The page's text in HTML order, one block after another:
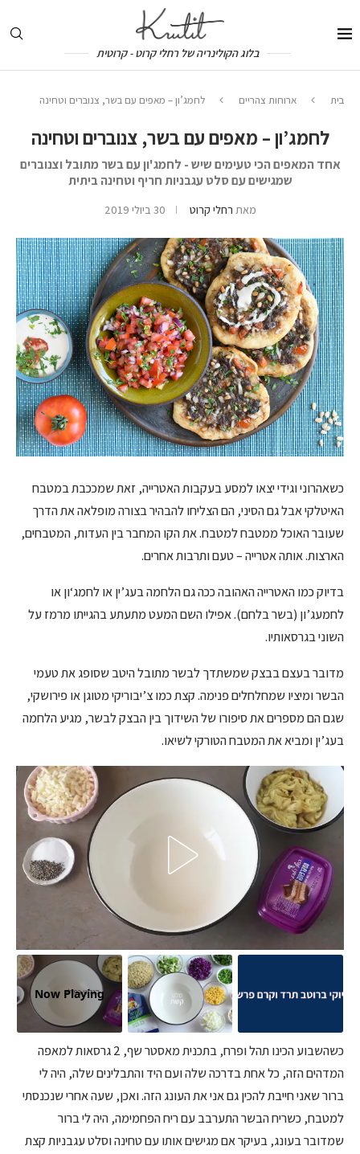
בלוג הקולינריה של רחלי קרוט - קרוטית
בית ארוחות צהריים לחמג’ון – מאפים עם בשר, צנוברים וטחינה
לחמג’ון – מאפים עם בשר, צנוברים וטחינה
אחד המאפים הכי טעימים שיש - לחמג'ון עם בשר מתובל וצנוברים
שמגישים עם סלט עגבניות חריף וטחינה ביתית
מאת רחלי קרוט 30 ביולי 2019
כשאהרוני וגידי יצאו למסע בעקבות האטרייה, זאת שמככבת במטבח
האיטלקי אבל גם הסיני, הם הצליחו להבהיר בצורה מופלאה את הדרך
שעובר האוכל ממטבח למטבח. את הקו המחבר בין העדות, המטבחים,
הארצות. אותה אטרייה – טעם ותרבות אחרים.
בדיוק כמו האטרייה האהובה ככה גם הלחמה בעג’ין אולחמג‘וןאו
לחמעג’ון (בשר בלחם). אפילו השם המעט מתעתע בהגייתו מרמז על
השוני בגרסאותיו.
מדובר בעצם בבצק שמשתדך לבשר מתובל היטב שסופג את טעמי
הבשר ומיציו שמחלחלים פנימה. קצת כמו צ’יבוריקי מטוגן או פירושקי,
שגם הם מספרים את סיפורו של השידוך בין הבצק לבשר, מגיע הלחמה
בעג’ין ומביא את המטבח הטורקי לשיאו.
Now Playing
כשהשבוע הכינו תהל ופרח, בתכנית מאסטר שף, 2 גרסאות למאפה
המדהים הזה, כל אחת בדרכה שלה ועם היד והתבלינים שלה, היה לי
ברור שאני חייבת להכין גם אני את העונג הזה. ואכן, שעה אחרי שנכנסתי
למטבח, כשריח הבשר התערבב עם ריח הפחמימה, היה לי ברור
שמדובר בעונג, בעיקר אם מגישים אותו עם טחינה וסלט עגבניות קצת